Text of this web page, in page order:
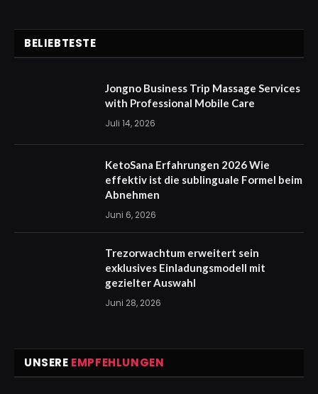
BELIEBTESTE
Jongno Business Trip Massage Services
with Professional Mobile Care
Juli 14, 2026
KetoSana Erfahrungen 2026 Wie
effektiv ist die sublinguale Formel beim
Abnehmen
Juni 6, 2026
Trezorwachtum erweitert sein
exklusives Einladungsmodell mit
gezielter Auswahl
Juni 28, 2026
UNSERE EMPFEHLUNGEN